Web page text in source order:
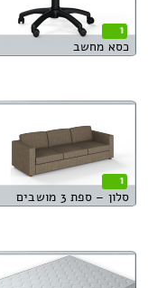
1
כסא מחשב
1
סלון – ספת 3 מושבים